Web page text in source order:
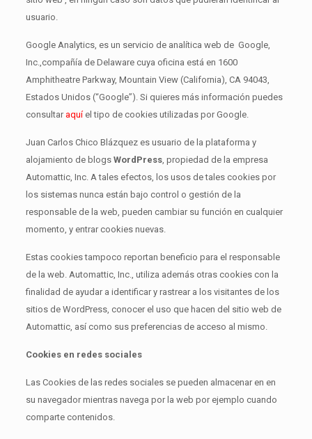
usuario.
Google Analytics, es un servicio de analítica web de Google,
Inc.,compañía de Delaware cuya oficina está en 1600
Amphitheatre Parkway, Mountain View (California), CA 94043,
Estados Unidos (“Google”). Si quieres más información puedes
consultaraquíel tipo de cookies utilizadas por Google.
Juan Carlos Chico Blázquez es usuario de la plataforma y
alojamiento de blogs WordPress, propiedad de la empresa
Automattic, Inc. A tales efectos, los usos de tales cookies por
los sistemas nunca están bajo control o gestión de la
responsable de la web, pueden cambiar su función en cualquier
momento, y entrar cookies nuevas.
Estas cookies tampoco reportan beneficio para el responsable
de la web. Automattic, Inc., utiliza además otras cookies con la
finalidad de ayudar a identificar y rastrear a los visitantes de los
sitios de WordPress, conocer el uso que hacen del sitio web de
Automattic, así como sus preferencias de acceso al mismo.
Cookies en redes sociales
Las Cookies de las redes sociales se pueden almacenar en en
su navegador mientras navega por la web por ejemplo cuando
comparte contenidos.